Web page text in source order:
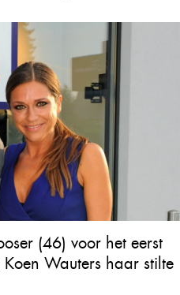
(46) voor het eerst
Wauters haar stilte